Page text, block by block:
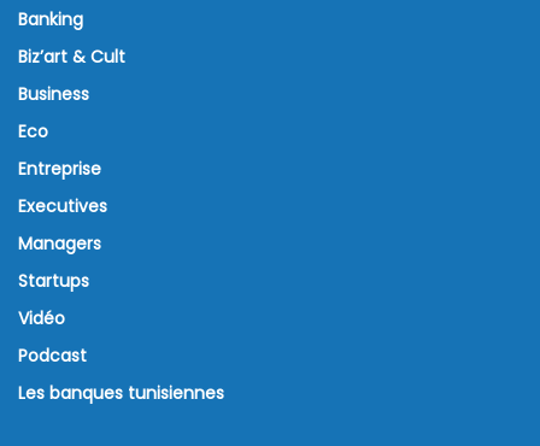
Banking
Biz’art & Cult
Business
Eco
Entreprise
Executives
Managers
Startups
Vidéo
Podcast
Les banques tunisiennes